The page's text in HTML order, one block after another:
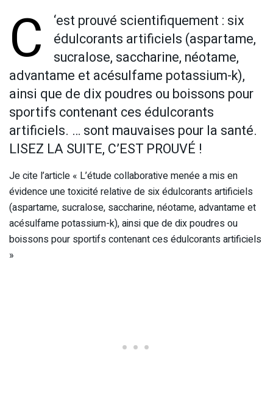
C
‘est prouvé scientifiquement : six
édulcorants artificiels (aspartame,
sucralose, saccharine, néotame,
advantame et acésulfame potassium-k),
ainsi que de dix poudres ou boissons pour
sportifs contenant ces édulcorants
artificiels. … sont mauvaises pour la santé.
LISEZ LA SUITE, C’EST PROUVÉ !
Je cite l’article « L’étude collaborative menée a mis en
évidence une toxicité relative de six édulcorants artificiels
(aspartame, sucralose, saccharine, néotame, advantame et
acésulfame potassium-k), ainsi que de dix poudres ou
boissons pour sportifs contenant ces édulcorants artificiels
»